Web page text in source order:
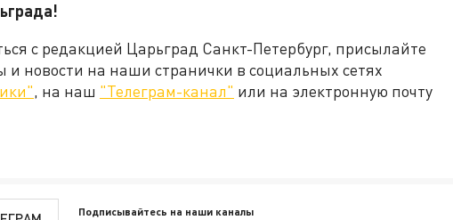
с редакцией Царьград Санкт-Петербург, присылайте
новости на наши странички в социальных сетях
, на наш "Телеграм-канал" или на электронную почту
Подписывайтесь на наши каналы